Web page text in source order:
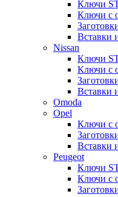
Ключи
Ключи с
Вставки
Nissan
Ключи
Ключи с
Вставки
Omoda
Opel
Ключи с
Вставки
Peugeot
Ключи
Ключи с